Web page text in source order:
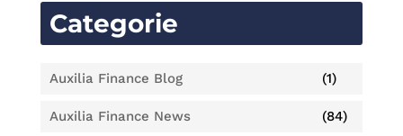
Categorie
Auxilia Finance Blog (1)
Auxilia Finance News (84)